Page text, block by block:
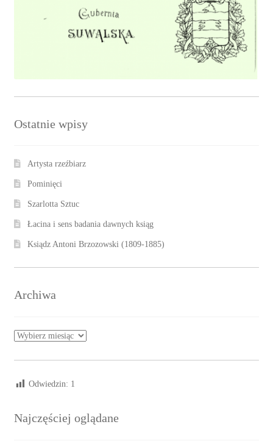
Ostatnie wpisy
Artysta rzeźbiarz
Pominięci
Szarlotta Sztuc
Łacina i sens badania dawnych ksiąg
Ksiądz Antoni Brzozowski (1809-1885)
Archiwa
Archiwa
Odwiedzin: 1
Najczęściej oglądane